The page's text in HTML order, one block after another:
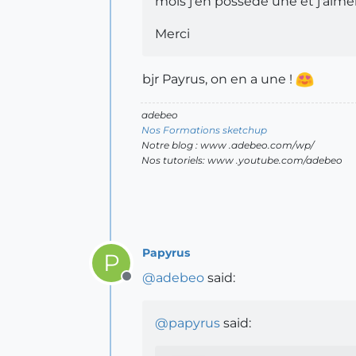
Merci
bjr Payrus, on en a une !
adebeo
Nos Formations sketchup
Notre blog : www .adebeo.com/wp/
Nos tutoriels: www .youtube.com/adebeo
P
Offline
Papyrus
@adebeo said:
@papyrus said: